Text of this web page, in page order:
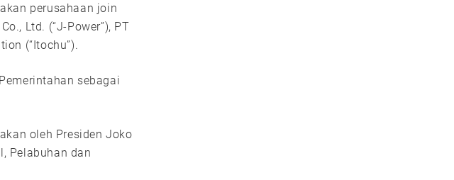
perusahaan join
Ltd. (“J-Power”), PT
(“Itochu”).
sebagai
oleh Presiden Joko
Pelabuhan dan